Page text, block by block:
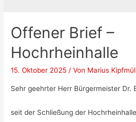
Offener Brief –
Hochrheinhalle
15. Oktober 2025 / Von Marius
Sehr geehrter Herr Bürgermeister Dr.
seit der Schließung der